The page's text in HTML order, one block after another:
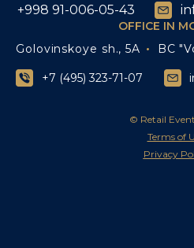
+998 91-006-05-43
OFFICE IN
Golovinskoye sh., 5A
BC
+7 (495) 323-71-07
© Retail
Terms of
Privacy